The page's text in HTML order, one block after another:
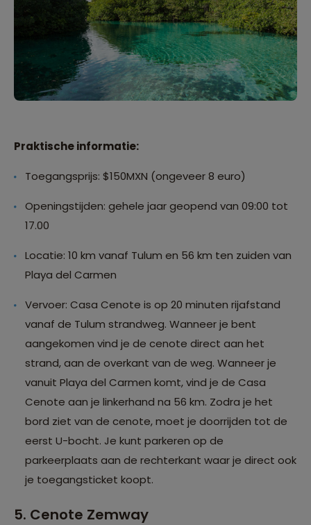
Praktische informatie:
Toegangsprijs: $150MXN (ongeveer 8 euro)
Openingstijden: gehele jaar geopend van 09:00 tot
17.00
Locatie: 10 km vanaf Tulum en 56 km ten zuiden van
Playa del Carmen
Vervoer: Casa Cenote is op 20 minuten rijafstand
vanaf de Tulum strandweg. Wanneer je bent
aangekomen vind je de cenote direct aan het
strand, aan de overkant van de weg. Wanneer je
vanuit Playa del Carmen komt, vind je de Casa
Cenote aan je linkerhand na 56 km. Zodra je het
bord ziet van de cenote, moet je doorrijden tot de
eerst U-bocht. Je kunt parkeren op de
parkeerplaats aan de rechterkant waar je direct ook
je toegangsticket koopt.
5. Cenote Zemway